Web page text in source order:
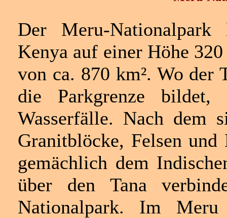
Der Meru-
Kenya auf einer Höhe
von ca. 870 km². Wo der
die Parkgrenze bildet,
Wasserfälle. Nach dem
Granitblöcke, Felsen
gemächlich dem
über den Tana
Nationalpark. Im